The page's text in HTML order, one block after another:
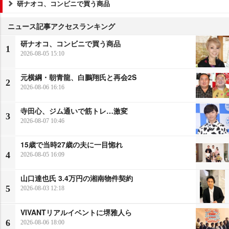
研ナオコ、コンビニで買う商品
ニュース記事アクセスランキング
1
研ナオコ、コンビニで買う商品
2026-08-05 15:10
2
元横綱・朝青龍、白鵬翔氏と再会2S
2026-08-06 16:16
3
寺田心、ジム通いで筋トレ…激変
2026-08-07 10:46
4
15歳で当時27歳の夫に一目惚れ
2026-08-05 16:09
5
山口達也氏 3.4万円の湘南物件契約
2026-08-03 12:18
6
VIVANTリアルイベントに堺雅人ら
2026-08-06 18:00